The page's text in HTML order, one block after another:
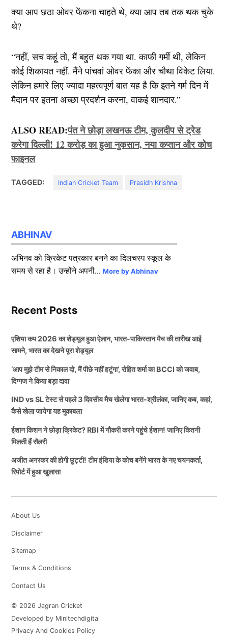
क्या आप छठा ओवर फेंकना चाहते थे, क्या आप तब तक थक चुके
थे?
“नहीं, सच कहूं तो, मैं बहुत थक गया था. काफी गर्मी थी, लेकिन
कोई शिकायत नहीं. मैंने पांचवां ओवर फेंका और चौथा विकेट लिया.
लेकिन हमारे लिए ज्यादा महत्वपूर्ण बात यह है कि इतने गर्म दिन में
मैदान पर इतना अच्छा प्रदर्शन करना, वाकई शानदार.”
ALSO READ:पंत ने छोड़ा लखनऊ टीम, कुलदीप से ट्रेड
करेगा दिल्ली! 12 करोड़ का हुआ नुकसान, नया कप्तान और कोच
फाइनल
TAGGED: Indian Cricket Team Prasidh Krishna
ABHINAV
अभिनव को क्रिकेट पत्रकार बनने का दिलचस्प स्कूल के
समय से रहा है। उन्होंने अपनी...More by Abhinav
Recent Posts
एशिया कप 2026 का शेड्यूल हुआ ऐलान, भारत-पाकिस्तान मैच की तारीख आई
सामने, भारत का देखने पूरा शेड्यूल
‘आप मुझे टीम से निकाल दो, मैं पीछे नहीं हटूंगा’, रोहित शर्मा का BCCI को जवाब,
दिग्गज ने किया बड़ा दावा
IND vs SL टेस्ट से पहले 3 दिवसीय मैच खेलेगा भारत-श्रीलंका, जानिए कब, कहां,
कैसे खेला जायेगा यह मुकाबला
ईशान किशन ने छोड़ा क्रिकेट? RBI में नौकरी करने पहुंचे ईशान! जानिए कितनी
मिलती हैं सैलरी
अजीत अगरकर की होगी छुट्टी! टीम इंडिया के कोच बनेंगे भारत के नए चयनकर्ता,
रिपोर्ट में हुआ खुलासा
About Us
Disclaimer
Sitemap
Terms & Conditions
Contact Us
© 2026 Jagran Cricket
Developed by Minitechdigital
Privacy And Cookies Policy